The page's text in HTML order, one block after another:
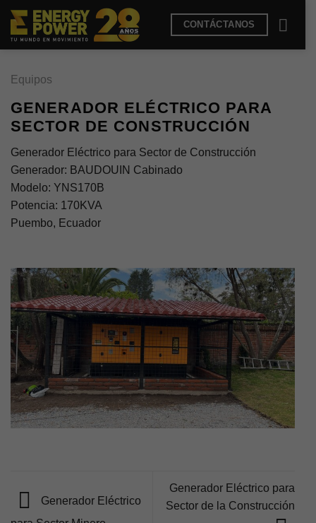
Saltar
contenido
CONTÁCTANOS
Equipos
GENERADOR ELÉCTRICO PARA
SECTOR DE CONSTRUCCIÓN
Generador Eléctrico para Sector de Construcción
Generador: BAUDOUIN Cabinado
Modelo: YNS170B
Potencia: 170KVA
Puembo, Ecuador
Generador Eléctrico
Generador Eléctrico para
Sector de la Construcción